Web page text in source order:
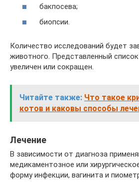
бакпосева;
биопсии.
Количество исследований будет
животного. Представленный
увеличен или сокращен.
Читайте также: Что такое
котов и каковы способы
Лечение
В зависимости от диагноза
медикаментозное или
форму инфекции, вагинита и